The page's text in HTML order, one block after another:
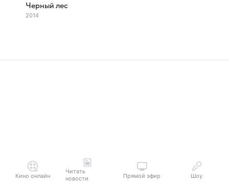
Черный лес
2014
Кино онлайн
Читать
новости
Прямой эфир Шоу